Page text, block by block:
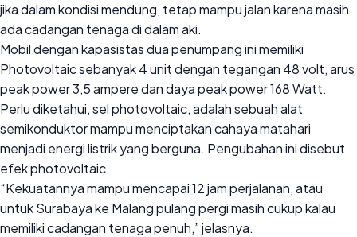
jika dalam kondisi mendung, tetap mampu jalan karena masih
ada cadangan tenaga di dalam aki.
Mobil dengan kapasistas dua penumpang ini memiliki
Photovoltaic sebanyak 4 unit dengan tegangan 48 volt, arus
peak power 3,5 ampere dan daya peak power 168 Watt.
Perlu diketahui, sel photovoltaic, adalah sebuah alat
semikonduktor mampu menciptakan cahaya matahari
menjadi energi listrik yang berguna. Pengubahan ini disebut
efek photovoltaic.
“Kekuatannya mampu mencapai 12 jam perjalanan, atau
untuk Surabaya ke Malang pulang pergi masih cukup kalau
memiliki cadangan tenaga penuh,” jelasnya.